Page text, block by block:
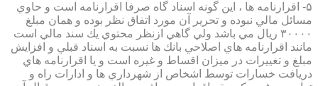
۵- اقرارنامه ها ، اين گونه اسناد گاه صرفا اقرارنامه است و حاوي
مسائل مالي نبوده و تحرير آن مورد اتفاق نظر بوده و همان مبلغ
۳۰۰۰۰ ريال مي باشد ولي گاهي ازنظر محتوي يك سند مالي است
مانند اقرارنامه هاي اصلاحي بانك ها نسبت به اسناد قبلي و افزايش
مبلغ و تغييرات در ميزان اقساط و غيره است و يا اقرارنامه هاي
دريافت خسارات توسط اشخاص از شهرداري ها و ادارات راه و